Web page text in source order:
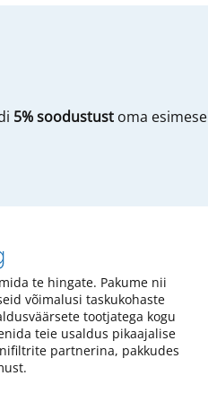
5% soodustust oma
te hingate. Pakume nii
võimalusi taskukohaste
tootjatega kogu
teie usaldus pikaajalise
partnerina, pakkudes